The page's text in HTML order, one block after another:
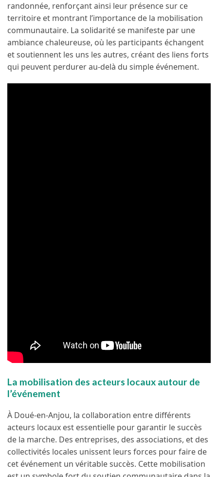
randonnée, renforçant ainsi leur présence sur ce
territoire et montrant l’importance de la mobilisation
communautaire. La solidarité se manifeste par une
ambiance chaleureuse, où les participants échangent
et soutiennent les uns les autres, créant des liens forts
qui peuvent perdurer au-delà du simple événement.
La mobilisation des acteurs locaux autour de
l’événement
À Doué-en-Anjou, la collaboration entre différents
acteurs locaux est essentielle pour garantir le succès
de la marche. Des entreprises, des associations, et des
collectivités locales unissent leurs forces pour faire de
cet événement un véritable succès. Cette mobilisation